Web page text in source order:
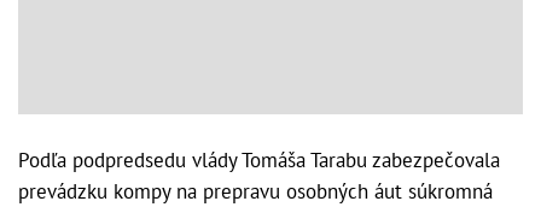
Podľa podpredsedu vlády Tomáša Tarabu zabezpečovala
prevádzku kompy na prepravu osobných áut súkromná